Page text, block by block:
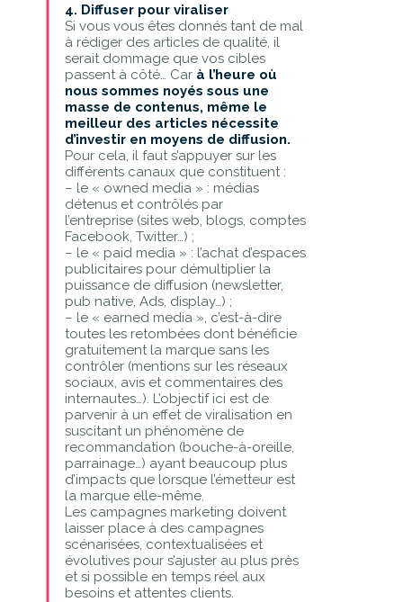
4. Diffuser pour viraliser
Si vous vous êtes donnés tant de mal
à rédiger des articles de qualité, il
serait dommage que vos cibles
passent à côté… Carà l’heure où
nous sommes noyés sous une
masse de contenus, même le
meilleur des articles nécessite
d’investir en moyens de diffusion.
Pour cela, il faut s’appuyer sur les
différents canaux que constituent :
– le « owned media » : médias
détenus et contrôlés par
l’entreprise (sites web, blogs, comptes
Facebook, Twitter…) ;
– le « paid media » : l’achat d’espaces
publicitaires pour démultiplier la
puissance de diffusion (newsletter,
pub native, Ads, display…) ;
– le « earned media », c’est-à-dire
toutes les retombées dont bénéficie
gratuitement la marque sans les
contrôler (mentions sur les réseaux
sociaux, avis et commentaires des
internautes…). L’objectif ici est de
parvenir à un effet de viralisation en
suscitant un phénomène de
recommandation (bouche-à-oreille,
parrainage…) ayant beaucoup plus
d’impacts que lorsque l’émetteur est
la marque elle-même.
Les campagnes marketing doivent
laisser place à des campagnes
scénarisées, contextualisées et
évolutives pour s’ajuster au plus près
et si possible en temps réel aux
besoins et attentes clients.